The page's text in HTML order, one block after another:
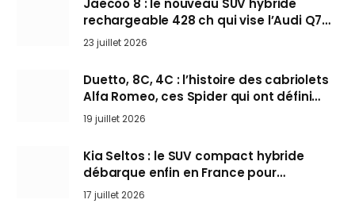
Jaecoo 8 : le nouveau SUV hybride
rechargeable 428 ch qui vise l’Audi Q7
arrive en Europe cet automne
23 juillet 2026
Duetto, 8C, 4C : l’histoire des cabriolets
Alfa Romeo, ces Spider qui ont défini
l’art de rouler cheveux au vent
19 juillet 2026
Kia Seltos : le SUV compact hybride
débarque enfin en France pour
bousculer les Nissan Qashqai et Toyota
Yaris Cross
17 juillet 2026